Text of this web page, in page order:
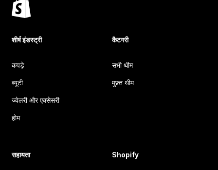
शीर्ष इंडस्ट्री
कपड़े
ब्यूटी
ज्वेलरी और एक्सेसरी
होम
कैटगरी
सभी थीम
मुफ़्त थीम
सहायता Shopify